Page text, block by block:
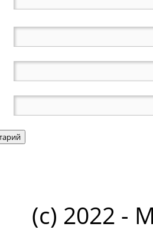
(c) 2022 -